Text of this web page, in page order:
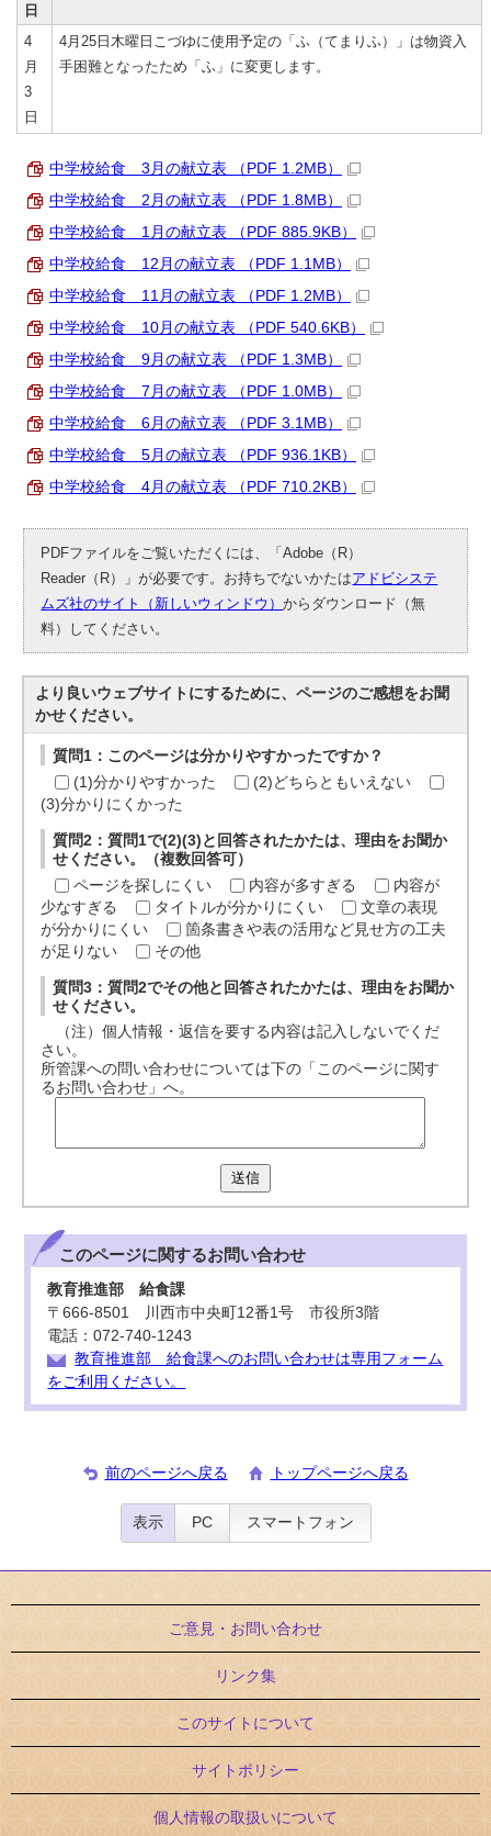
日
4
月
3
日
4月25日木曜日こづゆに使用予定の「ふ（てまりふ）」は物資入
手困難となったため「ふ」に変更します。
中学校給食 3月の献立表 （PDF 1.2MB）
中学校給食 2月の献立表 （PDF 1.8MB）
中学校給食 1月の献立表 （PDF 885.9KB）
中学校給食 12月の献立表 （PDF 1.1MB）
中学校給食 11月の献立表 （PDF 1.2MB）
中学校給食 10月の献立表 （PDF 540.6KB）
中学校給食 9月の献立表 （PDF 1.3MB）
中学校給食 7月の献立表 （PDF 1.0MB）
中学校給食 6月の献立表 （PDF 3.1MB）
中学校給食 5月の献立表 （PDF 936.1KB）
中学校給食 4月の献立表 （PDF 710.2KB）
PDFファイルをご覧いただくには、「Adobe（R）
Reader（R）」が必要です。お持ちでないかたはアドビシステ
ムズ社のサイト（新しいウィンドウ）からダウンロード（無
料）してください。
より良いウェブサイトにするために、ページのご感想をお聞
かせください。
質問1：このページは分かりやすかったですか？
(1)分かりやすかった
(2)どちらともいえない
(3)分かりにくかった
質問2：質問1で(2)(3)と回答されたかたは、理由をお聞か
せください。（複数回答可）
ページを探しにくい
内容が多すぎる
内容が
少なすぎる
タイトルが分かりにくい
文章の表現
が分かりにくい
箇条書きや表の活用など見せ方の工夫
が足りない
その他
質問3：質問2でその他と回答されたかたは、理由をお聞か
せください。
（注）個人情報・返信を要する内容は記入しないでくだ
さい。
所管課への問い合わせについては下の「このページに関す
るお問い合わせ」へ。
送信
このページに関するお問い合わせ
教育推進部 給食課
〒666-8501 川西市中央町12番1号 市役所3階
電話：072-740-1243
教育推進部 給食課へのお問い合わせは専用フォーム
をご利用ください。
前のページへ戻る トップページへ戻る
表示 PC スマートフォン
ご意見・お問い合わせ
リンク集
このサイトについて
サイトポリシー
個人情報の取扱いについて